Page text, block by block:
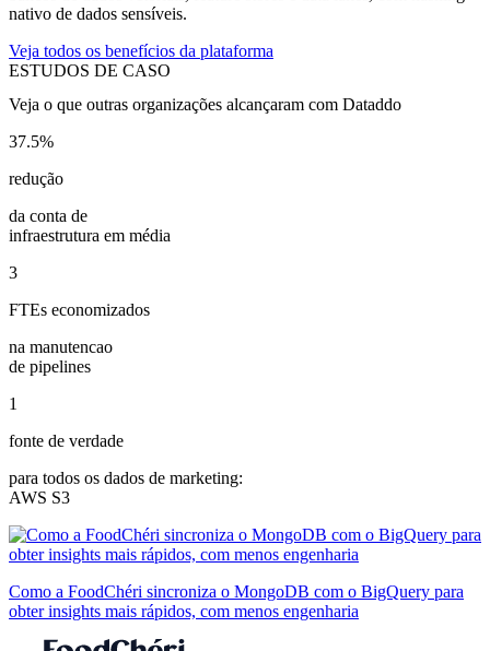
nativo de dados sensíveis.
Veja todos os benefícios da plataforma
ESTUDOS DE CASO
Veja o que outras organizações alcançaram com Dataddo
37.5%
redução
da conta de
infraestrutura em média
3
FTEs economizados
na manutencao
de pipelines
1
fonte de verdade
para todos os dados de marketing:
AWS S3
Como a FoodChéri sincroniza o MongoDB com o BigQuery para
obter insights mais rápidos, com menos engenharia